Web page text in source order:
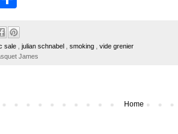
e
sale , julian schnabel , smoking , vide grenier
James
Home